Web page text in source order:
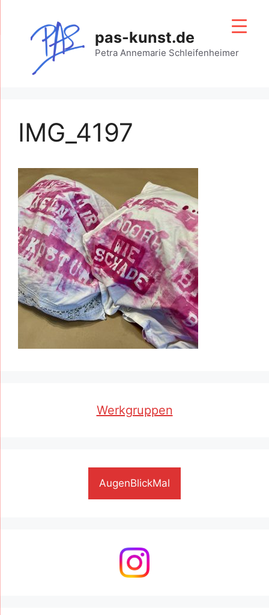
springen
pas-kunst.de
Petra Annemarie Schleifenheimer
IMG_4197
Werkgruppen
AugenBlickMal